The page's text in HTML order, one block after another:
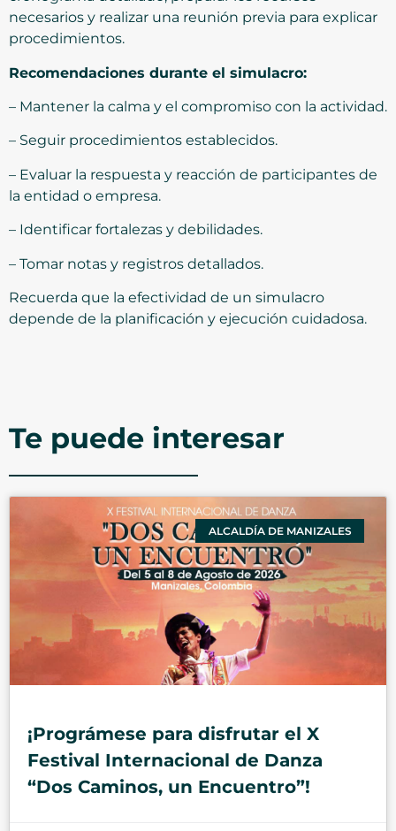
necesarios y realizar una reunión previa para explicar
procedimientos.
Recomendaciones durante el simulacro:
– Mantener la calma y el compromiso con la actividad.
– Seguir procedimientos establecidos.
– Evaluar la respuesta y reacción de participantes de
la entidad o empresa.
– Identificar fortalezas y debilidades.
– Tomar notas y registros detallados.
Recuerda que la efectividad de un simulacro
depende de la planificación y ejecución cuidadosa.
Te puede interesar
ALCALDÍA DE MANIZALES
¡Prográmese para disfrutar el X
Festival Internacional de Danza
“Dos Caminos, un Encuentro”!